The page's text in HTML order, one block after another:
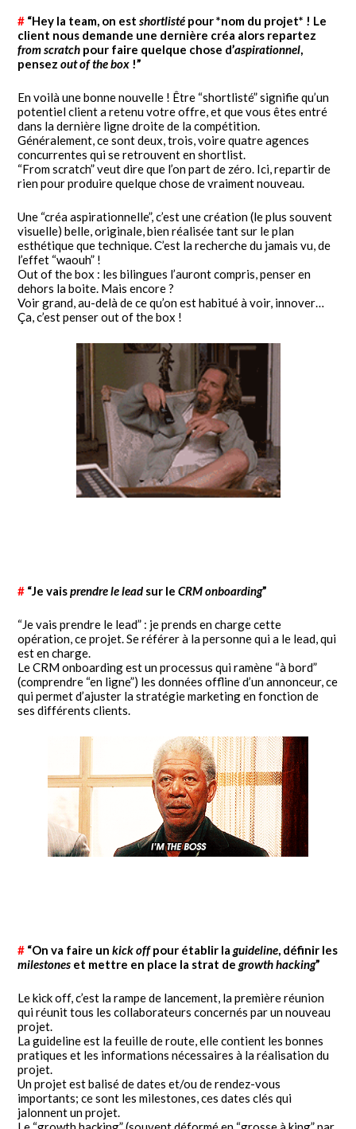
# “Hey la team, on estshortlisté pour *nom du projet* ! Le
client nous demande une dernière créa alors repartez
from scratch pour faire quelque chose d’aspirationnel,
pensezout of the box !”
En voilà une bonne nouvelle ! Être “shortlisté” signifie qu’un
potentiel client a retenu votre offre, et que vous êtes entré
dans la dernière ligne droite de la compétition.
Généralement, ce sont deux, trois, voire quatre agences
concurrentes qui se retrouvent en shortlist.
“From scratch” veut dire que l’on part de zéro. Ici, repartir de
rien pour produire quelque chose de vraiment nouveau.
Une “créa aspirationnelle”, c’est une création (le plus souvent
visuelle) belle, originale, bien réalisée tant sur le plan
esthétique que technique. C’est la recherche du jamais vu, de
l’effet “waouh” !
Out of the box : les bilingues l’auront compris, penser en
dehors la boite. Mais encore ?
Voir grand, au-delà de ce qu’on est habitué à voir, innover…
Ça, c’est penser out of the box !
# “Je vaisprendre le lead sur leCRM onboarding”
“Je vais prendre le lead” : je prends en charge cette
opération, ce projet. Se référer à la personne qui a le lead, qui
est en charge.
Le CRM onboarding est un processus qui ramène “à bord”
(comprendre “en ligne”) les données offline d’un annonceur, ce
qui permet d’ajuster la stratégie marketing en fonction de
ses différents clients.
# “On va faire unkick offpour établir laguideline, définir les
milestones et mettre en place la strat degrowth hacking”
Le kick off, c’est la rampe de lancement, la première réunion
qui réunit tous les collaborateurs concernés par un nouveau
projet.
La guideline est la feuille de route, elle contient les bonnes
pratiques et les informations nécessaires à la réalisation du
projet.
Un projet est balisé de dates et/ou de rendez-vous
importants; ce sont les milestones, ces dates clés qui
jalonnent un projet.